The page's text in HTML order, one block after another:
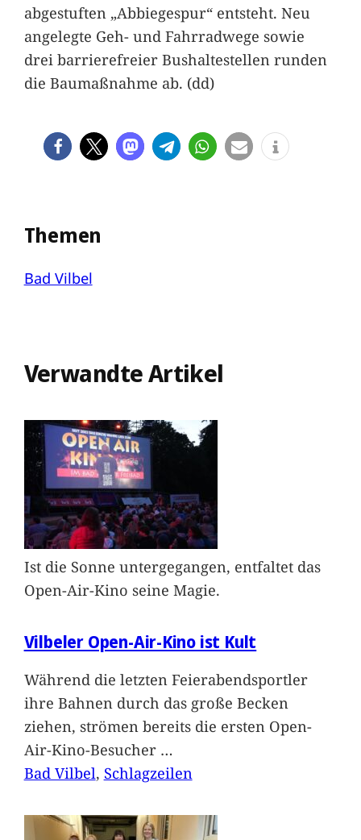
abgestuften „Abbiegespur“ entsteht. Neu
angelegte Geh- und Fahrradwege sowie
drei barrierefreier Bushaltestellen runden
die Baumaßnahme ab. (dd)
Themen
Bad Vilbel
Verwandte Artikel
Ist die Sonne untergegangen, entfaltet das
Open-Air-Kino seine Magie.
Vilbeler Open-Air-Kino ist Kult
Während die letzten Feierabendsportler
ihre Bahnen durch das große Becken
ziehen, strömen bereits die ersten Open-
Air-Kino-Besucher …
Bad Vilbel, Schlagzeilen